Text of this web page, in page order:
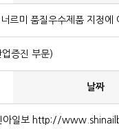
미 품질우수제품 지정에
증진 부문)
날짜
신아일보 http://